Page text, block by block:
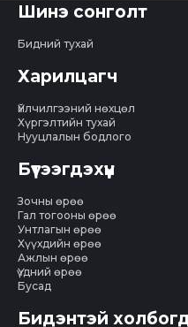
Шинэ сонголт
Бидний тухай
Харилцагч
Үйлчилгээний нөхцөл
Хүргэлтийн тухай
Нууцлалын бодлого
Бүтээгдэхүүн
Зочны өрөө
Гал тогооны өрөө
Унтлагын өрөө
Хүүхдийн өрөө
Ажлын өрөө
Үүдний өрөө
Бусад
Бидэнтэй